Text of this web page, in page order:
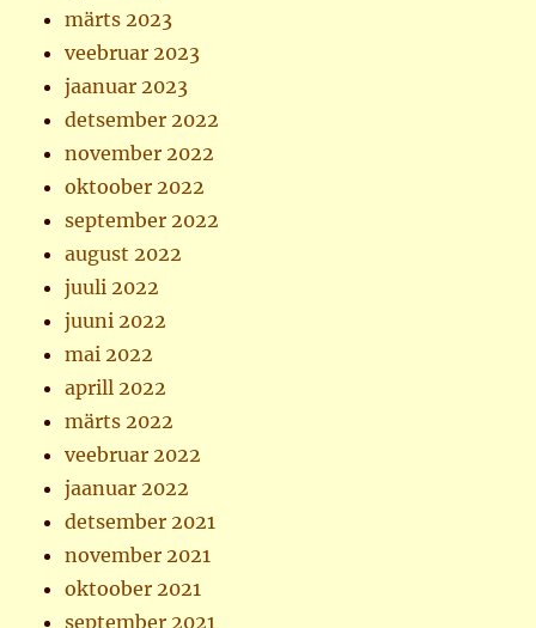
märts 2023
veebruar 2023
jaanuar 2023
detsember 2022
november 2022
oktoober 2022
september 2022
august 2022
juuli 2022
juuni 2022
mai 2022
aprill 2022
märts 2022
veebruar 2022
jaanuar 2022
detsember 2021
november 2021
oktoober 2021
september 2021